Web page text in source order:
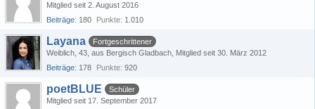
Mitglied seit 2. August 2016
Beiträge 180 Punkte 1.010
Layana
Fortgeschrittener
Weiblich 43 aus Bergisch Gladbach Mitglied seit 30. März 2012
Beiträge 178 Punkte 920
poetBLUE
Schüler
Mitglied seit 17. September 2017